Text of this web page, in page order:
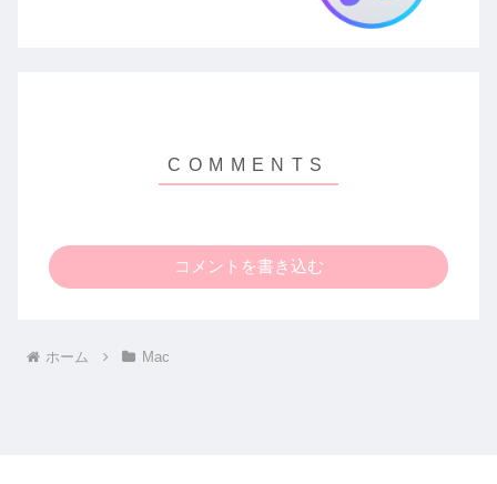
コメントを書き込む
ホーム Mac